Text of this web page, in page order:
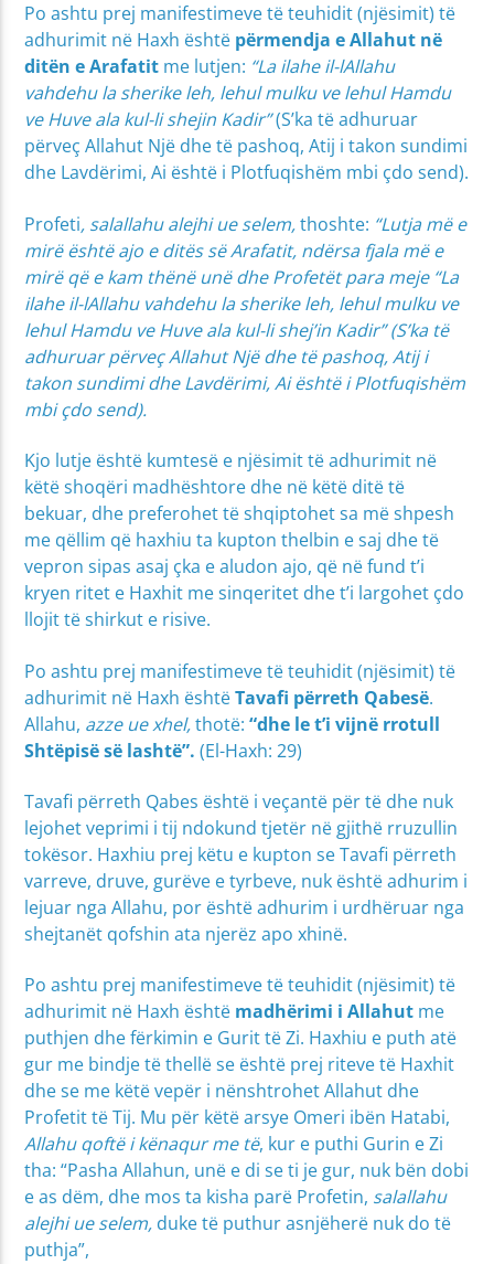
Po ashtu prej manifestimeve të teuhidit (njësimit) të
adhurimit në Haxh është përmendja e Allahut në
ditën e Arafatit me lutjen: “La ilahe il-lAllahu
vahdehu la sherike leh, lehul mulku ve lehul Hamdu
ve Huve ala kul-li shejin Kadir”(S’ka të adhuruar
përveç Allahut Një dhe të pashoq, Atij i takon sundimi
dhe Lavdërimi, Ai është i Plotfuqishëm mbi çdo send).
Profeti, salallahu alejhi ue selem,thoshte: “Lutja më e
mirë është ajo e ditës së Arafatit, ndërsa fjala më e
mirë që e kam thënë unë dhe Profetët para meje “La
ilahe il-lAllahu vahdehu la sherike leh, lehul mulku ve
lehul Hamdu ve Huve ala kul-li shej’in Kadir” (S’ka të
adhuruar përveç Allahut Një dhe të pashoq, Atij i
takon sundimi dhe Lavdërimi, Ai është i Plotfuqishëm
mbi çdo send).
Kjo lutje është kumtesë e njësimit të adhurimit në
këtë shoqëri madhështore dhe në këtë ditë të
bekuar, dhe preferohet të shqiptohet sa më shpesh
me qëllim që haxhiu ta kupton thelbin e saj dhe të
vepron sipas asaj çka e aludon ajo, që në fund t’i
kryen ritet e Haxhit me sinqeritet dhe t’i largohet çdo
llojit të shirkut e risive.
Po ashtu prej manifestimeve të teuhidit (njësimit) të
adhurimit në Haxh ështëTavafi përreth Qabesë.
Allahu, azze ue xhel,thotë:“dhe le t’i vijnë rrotull
Shtëpisë së lashtë”. (El-Haxh: 29)
Tavafi përreth Qabes është i veçantë për të dhe nuk
lejohet veprimi i tij ndokund tjetër në gjithë rruzullin
tokësor. Haxhiu prej këtu e kupton se Tavafi përreth
varreve, druve, gurëve e tyrbeve, nuk është adhurim i
lejuar nga Allahu, por është adhurim i urdhëruar nga
shejtanët qofshin ata njerëz apo xhinë.
Po ashtu prej manifestimeve të teuhidit (njësimit) të
adhurimit në Haxh është madhërimi i Allahut me
puthjen dhe fërkimin e Gurit të Zi. Haxhiu e puth atë
gur me bindje të thellë se është prej riteve të Haxhit
dhe se me këtë vepër i nënshtrohet Allahut dhe
Profetit të Tij. Mu për këtë arsye Omeri ibën Hatabi,
Allahu qoftë i kënaqur me të, kur e puthi Gurin e Zi
tha: “Pasha Allahun, unë e di se ti je gur, nuk bën dobi
e as dëm, dhe mos ta kisha parë Profetin, salallahu
alejhi ue selem, duke të puthur asnjëherë nuk do të
puthja”,